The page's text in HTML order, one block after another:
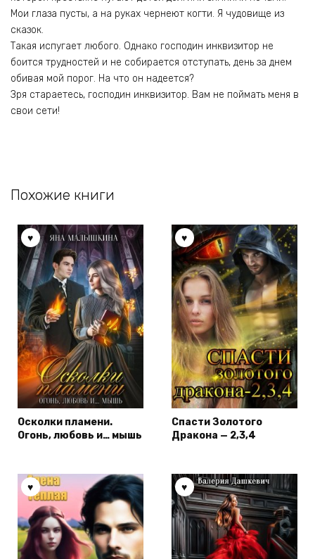
Мои глаза пусты, а на руках чернеют когти. Я чудовище из
сказок.
Такая испугает любого. Однако господин инквизитор не
боится трудностей и не собирается отступать, день за днем
обивая мой порог. На что он надеется?
Зря стараетесь, господин инквизитор. Вам не поймать меня в
свои сети!
Похожие книги
Осколки пламени.
Огонь, любовь и… мышь
Спасти Золотого
Дракона — 2,3,4